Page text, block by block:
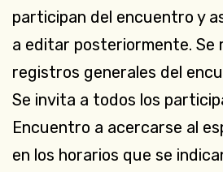
participan del encuentro y
a editar posteriormente. Se
registros generales del
Se invita a todos los
Encuentro a acercarse al
en los horarios que se